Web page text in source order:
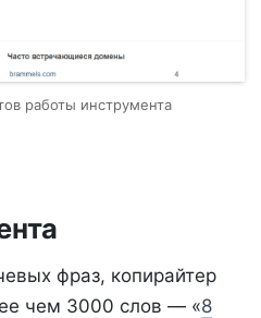
работы инструмента
фраз, копирайтер
чем 3000 слов — «8